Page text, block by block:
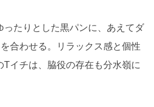
ったりとした黒パンに、あえてダ
合わせる。リラックス感と個性
Tイチは、脇役の存在も分水嶺に